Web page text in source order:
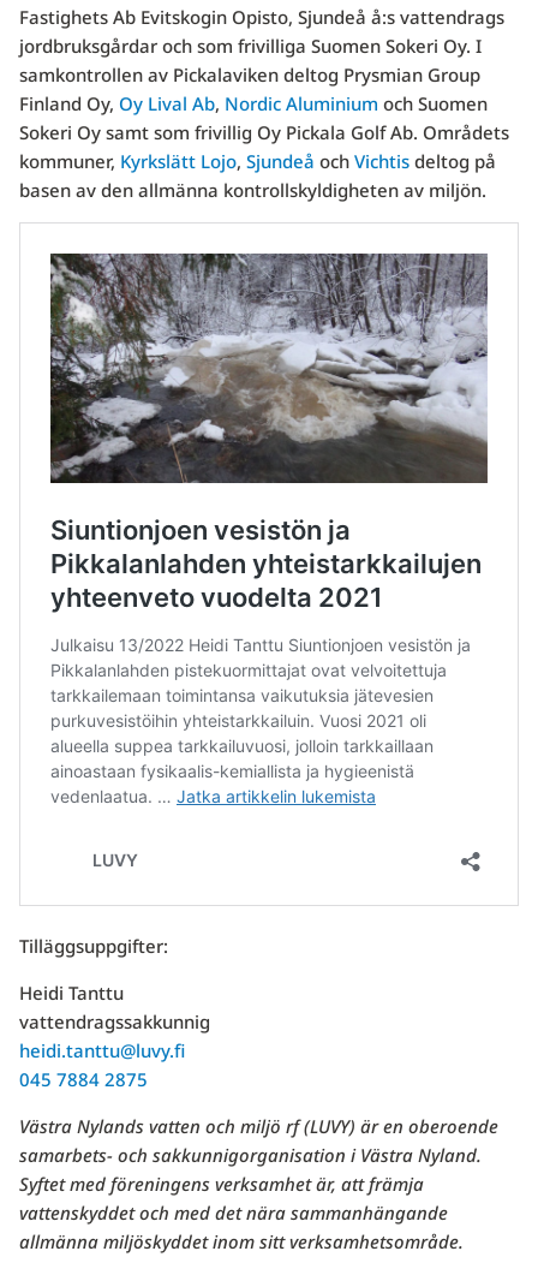
Fastighets Ab Evitskogin Opisto, Sjundeå å:s vattendrags
jordbruksgårdar och som frivilliga Suomen Sokeri Oy. I
samkontrollen av Pickalaviken deltog Prysmian Group
Finland Oy, Oy Lival Ab, Nordic Aluminium och Suomen
Sokeri Oy samt som frivillig Oy Pickala Golf Ab. Områdets
kommuner, Kyrkslätt Lojo, Sjundeå och Vichtis deltog på
basen av den allmänna kontrollskyldigheten av miljön.
Tilläggsuppgifter:
Heidi Tanttu
vattendragssakkunnig
heidi.tanttu@luvy.fi
045 7884 2875
Västra Nylands vatten och miljö rf (LUVY) är en oberoende
samarbets- och sakkunnigorganisation i Västra Nyland.
Syftet med föreningens verksamhet är, att främja
vattenskyddet och med det nära sammanhängande
allmänna miljöskyddet inom sitt verksamhetsområde.